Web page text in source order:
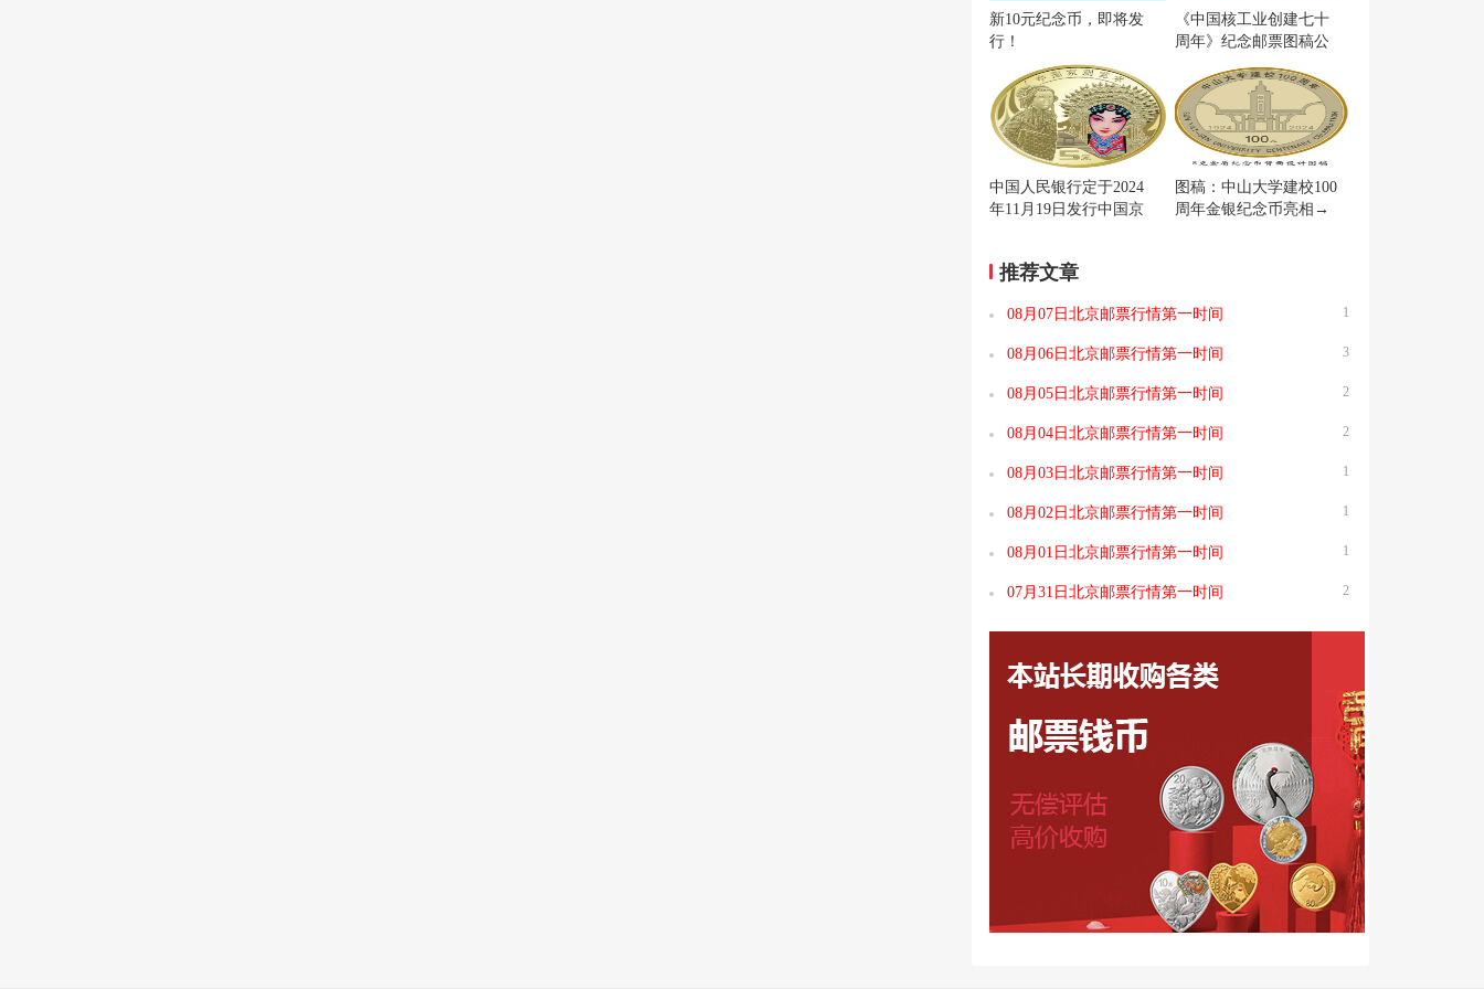
新10元纪念币，即将发
行！
《中国核工业创建七十
周年》纪念邮票图稿公
中国人民银行定于2024
年11月19日发行中国京
图稿：中山大学建校100
周年金银纪念币亮相→
推荐文章
08月07日北京邮票行情第一时间 1
08月06日北京邮票行情第一时间 3
08月05日北京邮票行情第一时间 2
08月04日北京邮票行情第一时间 2
08月03日北京邮票行情第一时间 1
08月02日北京邮票行情第一时间 1
08月01日北京邮票行情第一时间 1
07月31日北京邮票行情第一时间 2